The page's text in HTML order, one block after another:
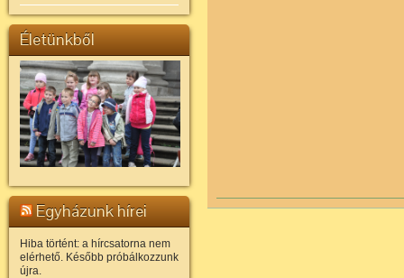
Életünkből
Egyházunk hírei
Hiba történt: a hírcsatorna nem
elérhető. Később próbálkozzunk
újra.